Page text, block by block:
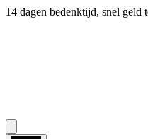
14 dagen bedenktijd, snel geld